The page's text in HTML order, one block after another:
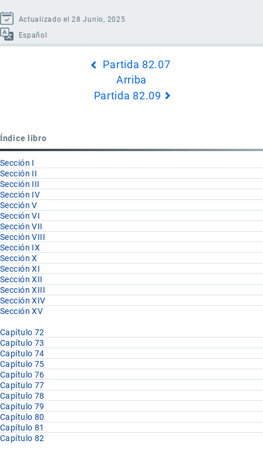
Actualizado el 28 Junio, 2025
Español
Partida 82.07
Arriba
Partida 82.09
Índice libro
Sección I
Sección II
Sección III
Sección IV
Sección V
Sección VI
Sección VII
Sección VIII
Sección IX
Sección X
Sección XI
Sección XII
Sección XIII
Sección XIV
Sección XV
Capítulo 72
Capítulo 73
Capítulo 74
Capítulo 75
Capítulo 76
Capítulo 77
Capítulo 78
Capítulo 79
Capítulo 80
Capítulo 81
Capítulo 82